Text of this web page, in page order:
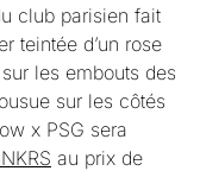
club parisien fait
teintée d’un rose
les embouts des
sur les côtés
x PSG sera
au prix de